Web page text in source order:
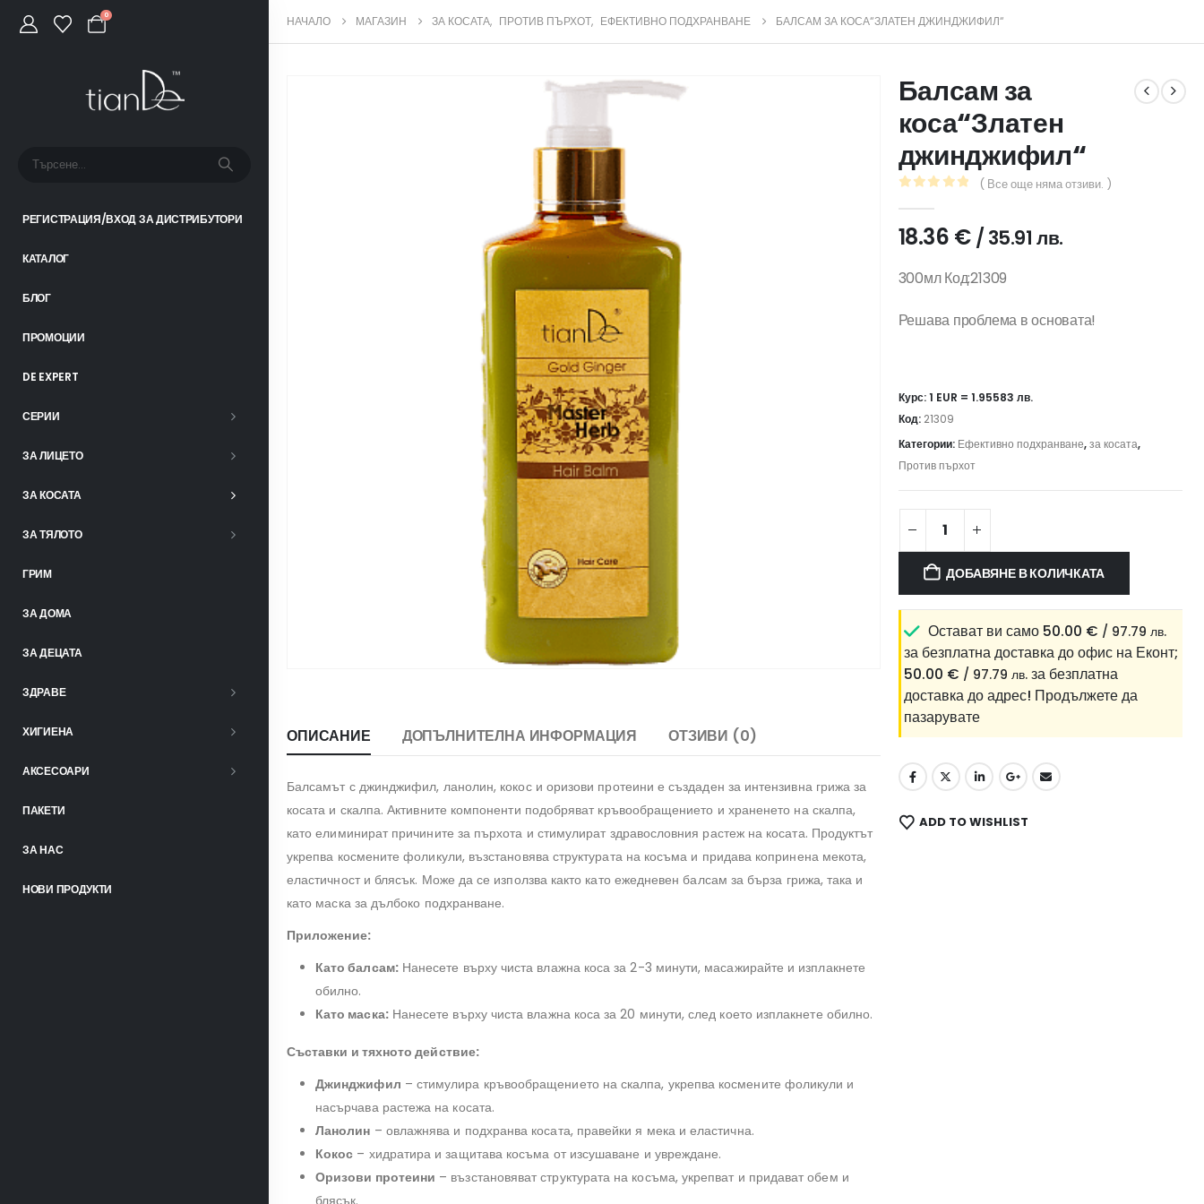
0
РЕГИСТРАЦИЯ/ВХОД ЗА ДИСТРИБУТОРИ
КАТАЛОГ
БЛОГ
ПРОМОЦИИ
DE EXPERT
СЕРИИ
ЗА ЛИЦЕТО
ЗА КОСАТА
ЗА ТЯЛОТО
ГРИМ
ЗА ДОМА
ЗА ДЕЦАТА
ЗДРАВЕ
ХИГИЕНА
АКСЕСОАРИ
ПАКЕТИ
ЗА НАС
НОВИ ПРОДУКТИ
НАЧАЛО МАГАЗИН ЗА КОСАТА, ПРОТИВ ПЪРХОТ, ЕФЕКТИВНО ПОДХРАНВАНЕ БАЛСАМ ЗА КОСА“ЗЛАТЕН ДЖИНДЖИФИЛ“
ОПИСАНИЕ ДОПЪЛНИТЕЛНА ИНФОРМАЦИЯ ОТЗИВИ (0)
Балсамът с джинджифил, ланолин, кокос и оризови протеини е създаден за интензивна грижа за
косата и скалпа. Активните компоненти подобряват кръвообращението и храненето на скалпа,
като елиминират причините за пърхота и стимулират здравословния растеж на косата. Продуктът
укрепва космените фоликули, възстановява структурата на косъма и придава копринена мекота,
еластичност и блясък. Може да се използва както като ежедневен балсам за бърза грижа, така и
като маска за дълбоко подхранване.
Приложение:
Като балсам:Нанесете върху чиста влажна коса за 2-3 минути, масажирайте и изплакнете
обилно.
Като маска:Нанесете върху чиста влажна коса за 20 минути, след което изплакнете обилно.
Съставки и тяхното действие:
Джинджифил – стимулира кръвообращението на скалпа, укрепва космените фоликули и
насърчава растежа на косата.
Ланолин – овлажнява и подхранва косата, правейки я мека и еластична.
Кокос – хидратира и защитава косъма от изсушаване и увреждане.
Оризови протеини – възстановяват структурата на косъма, укрепват и придават обем и
блясък.
Балсам за
коса“Златен
джинджифил“
( Все още няма отзиви. )
18.36 € / 35.91 лв.
300мл Код:21309
Решава проблема в основата!
Курс: 1 EUR = 1.95583 лв.
Код: 21309
Категории: Ефективно подхранване,за косата,
Против пърхот
ДОБАВЯНЕ В КОЛИЧКАТА
Остават ви само 50.00 € / 97.79 лв.
за безплатна доставка до офис на Еконт;
50.00 € / 97.79 лв. за безплатна
доставка до адрес! Продължете да
пазарувате
ADD TO WISHLIST